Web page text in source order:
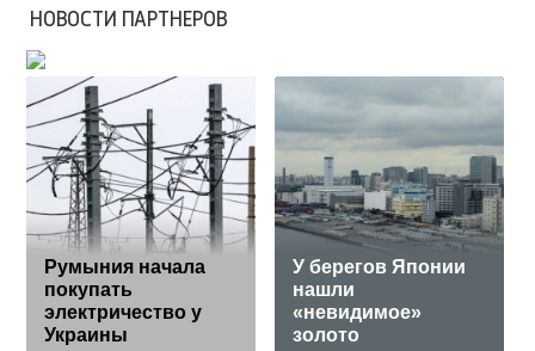
НОВОСТИ ПАРТНЕРОВ
Румыния начала
покупать
электричество у
Украины
У берегов Японии
нашли
«невидимое»
золото